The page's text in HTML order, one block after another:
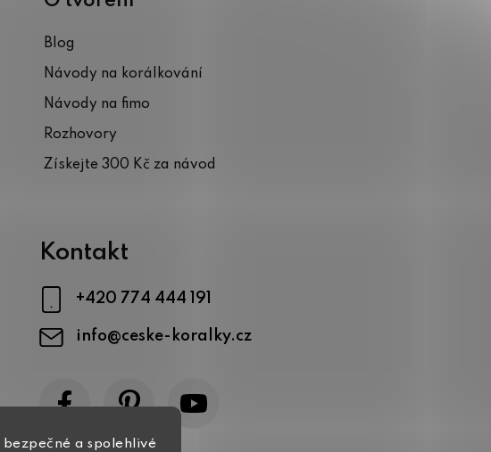
bezpečné a spolehlivé
Blog
Návody na korálkování
Návody na fimo
Rozhovory
Získejte 300 Kč za návod
Kontakt
info@ceske-koralky.cz
+420 774 444 191